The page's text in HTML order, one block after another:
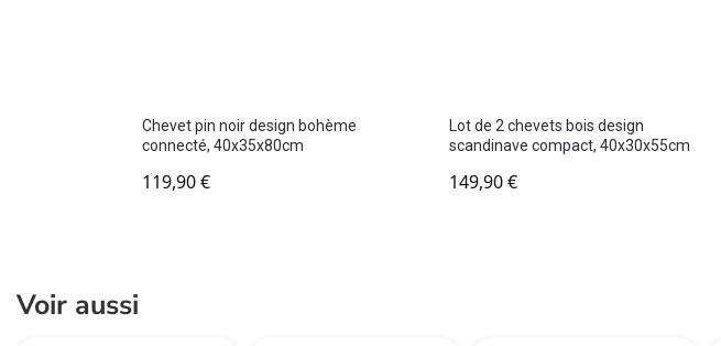
Chevet pin noir design bohème
connecté, 40x35x80cm
119,90€
Lot de 2 chevets bois design
scandinave compact, 40x30x55cm
149,90€
Voir aussi